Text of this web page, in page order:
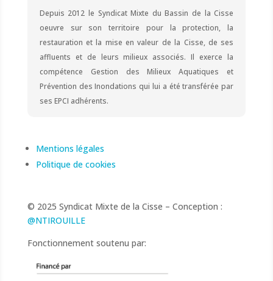
Depuis 2012 le Syndicat Mixte du Bassin de la Cisse
oeuvre sur son territoire pour la protection, la
restauration et la mise en valeur de la Cisse, de ses
affluents et de leurs milieux associés. Il exerce la
compétence Gestion des Milieux Aquatiques et
Prévention des Inondations qui lui a été transférée par
ses EPCI adhérents.
Mentions légales
Politique de cookies
© 2025 Syndicat Mixte de la Cisse – Conception :
@NTIROUILLE
Fonctionnement soutenu par: